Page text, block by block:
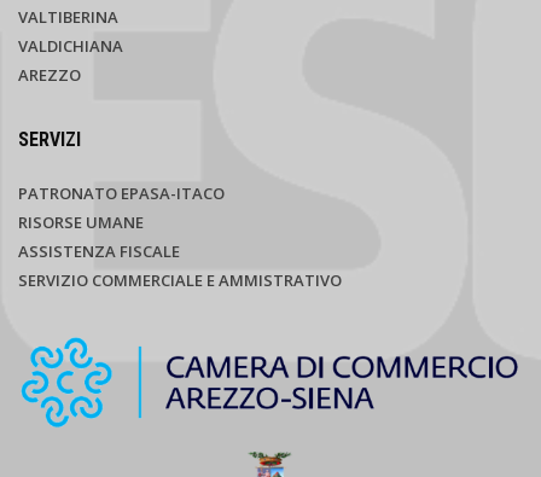
VALTIBERINA
VALDICHIANA
AREZZO
SERVIZI
PATRONATO EPASA-ITACO
RISORSE UMANE
ASSISTENZA FISCALE
SERVIZIO COMMERCIALE E AMMISTRATIVO